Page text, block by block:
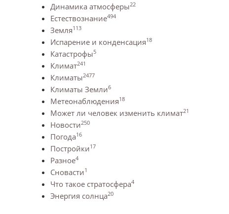
Динамика атмосферы22
Естествознание494
Земля113
Испарение и конденсация18
Катастрофы5
Климат241
Климаты2477
Климаты Земли6
Метеонаблюдения18
Может ли человек изменить климат21
Новости250
Погода16
Постройки17
Разное4
Сновасти1
Что такое стратосфера4
Энергия солнца20